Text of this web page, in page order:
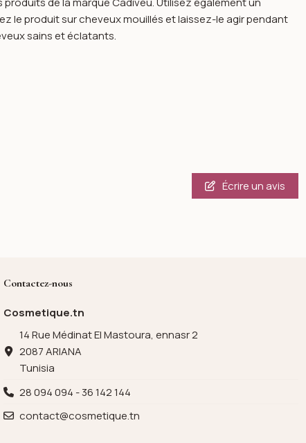
le produit sur cheveux mouillés et laissez-le agir pendant
sains et éclatants.
Écrire un avis
Contactez-nous
Cosmetique.tn
14 Rue Médinat El Mastoura, ennasr 2
2087 ARIANA
Tunisia
28 094 094 - 36 142 144
contact@cosmetique.tn